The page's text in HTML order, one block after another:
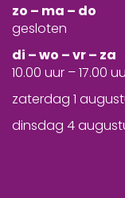
zo – ma – do
gesloten
di – wo – vr – za
10.00 uur – 17.00
zaterdag 1
dinsdag 4